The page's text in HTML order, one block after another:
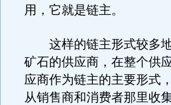
用，它就是链主。
这样的链主形式较多地
矿石的供应商，在整个供
应商作为链主的主要形式
从销售商和消费者那里收